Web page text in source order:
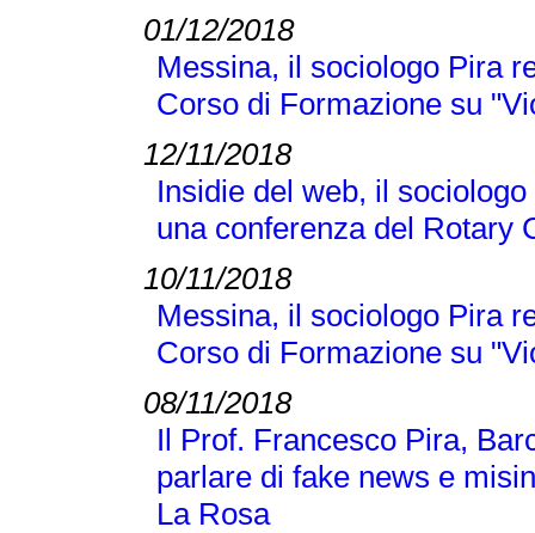
01/12/2018
Messina, il sociologo Pira
Corso di Formazione su
12/11/2018
Insidie del web, il
una conferenza del Rotary
10/11/2018
Messina, il sociologo Pira
Corso di Formazione su
08/11/2018
Il Prof. Francesco Pira,
parlare di fake news e
La Rosa